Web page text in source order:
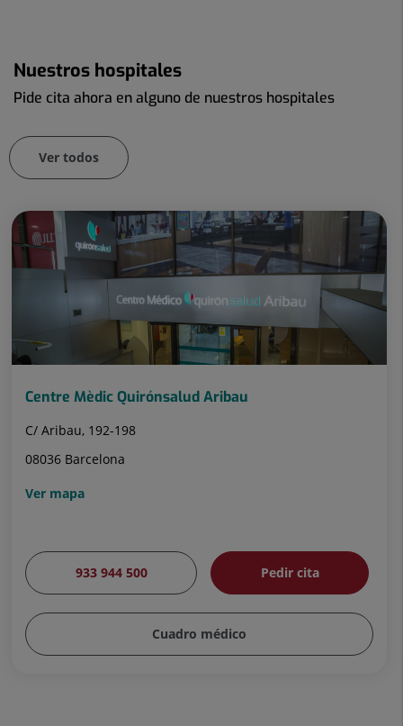
Nuestros hospitales
Pide cita ahora en alguno de nuestros hospitales
Ver todos
Centre Mèdic Quirónsalud Aribau
C/ Aribau, 192-198
08036 Barcelona
Ver mapa
933 944 500 Pedir cita
Cuadro médico